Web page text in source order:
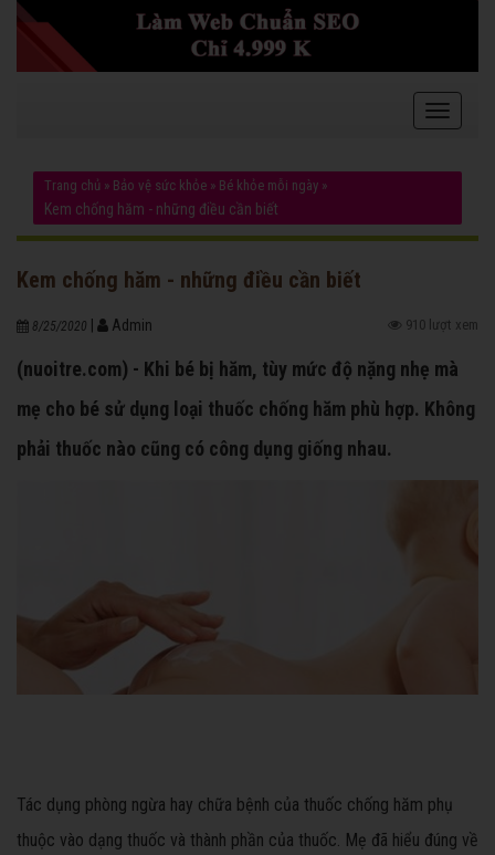
Trang chủ » Bảo vệ sức khỏe » Bé khỏe mỗi ngày »
Kem chống hăm - những điều cần biết
Kem chống hăm - những điều cần biết
8/25/2020 Admin 910 lượt xem
(nuoitre.com) - Khi bé bị hăm, tùy mức độ nặng nhẹ mà
mẹ cho bé sử dụng loại thuốc chống hăm phù hợp. Không
phải thuốc nào cũng có công dụng giống nhau.
Tác dụng phòng ngừa hay chữa bệnh của thuốc chống hăm phụ
thuộc vào dạng thuốc và thành phần của thuốc. Mẹ đã hiểu đúng về